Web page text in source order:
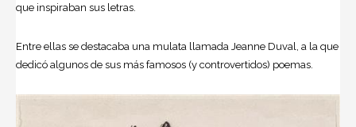
que inspiraban sus letras.
Entre ellas se destacaba una mulata llamada Jeanne Duval, a la que
dedicó algunos de sus más famosos (y controvertidos) poemas.